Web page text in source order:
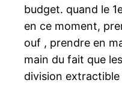
budget. quand le
en ce moment,
ouf , prendre en
main du fait que
division